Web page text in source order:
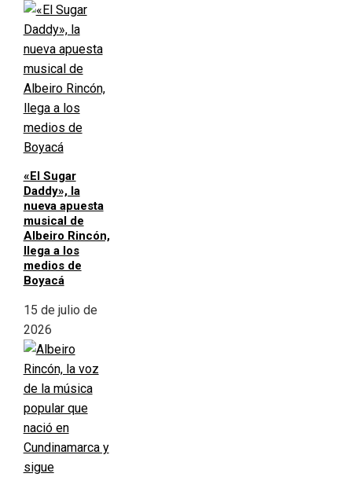
«El Sugar
Daddy», la
nueva apuesta
musical de
Albeiro Rincón,
llega a los
medios de
Boyacá
15 de julio de
2026